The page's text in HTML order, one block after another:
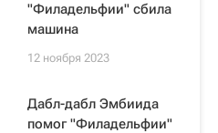
"Филадельфии" сбила
машина
12 ноября 2023
Дабл-дабл Эмбиида
помог "Филадельфии"